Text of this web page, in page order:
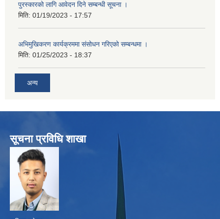
पुरस्कारको लागि आवेदन दिने सम्बन्धी सूचना ।
मिति: 01/19/2023 - 17:57
अभिमुखिकरण कार्यक्रममा संसोधन गरिएको सम्बन्धमा ।
मिति: 01/25/2023 - 18:37
अन्य
सूचना प्रविधि शाखा